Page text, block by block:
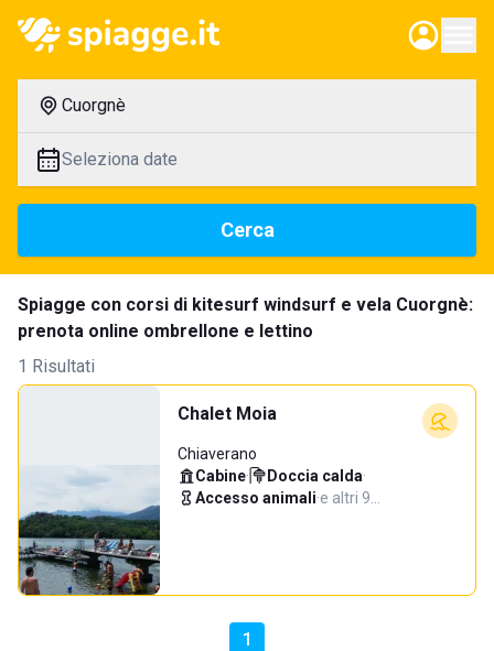
Cuorgnè
Seleziona date
Cerca
Spiagge con corsi di kitesurf windsurf e vela Cuorgnè:
prenota online ombrellone e lettino
1 Risultati
Chalet Moia
Chiaverano
Cabine· Doccia calda·
Accesso animali·e altri 9…
1